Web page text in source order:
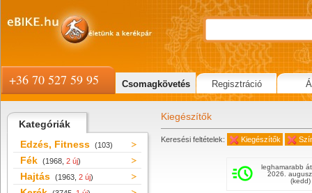
Kategóriák
Edzés, Fitness (103)
Fék (1968, 2 új)
Hajtás (1963, 2 új)
Kiegészítők
Keresési feltételek: Kiegészítők
leghamarabb
2026.
(kedd)
+36 70 527 59 95 Csomagkövetés Regisztráció